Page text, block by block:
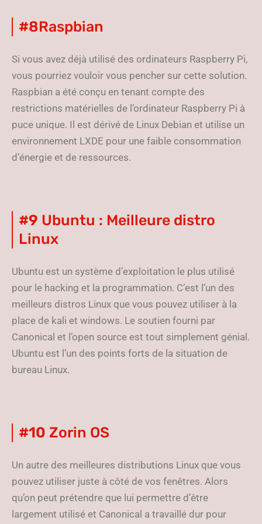
#8Raspbian
Si vous avez déjà utilisé des ordinateurs Raspberry Pi,
vous pourriez vouloir vous pencher sur cette solution.
Raspbian a été conçu en tenant compte des
restrictions matérielles de l’ordinateur Raspberry Pi à
puce unique. Il est dérivé de Linux Debian et utilise un
environnement LXDE pour une faible consommation
d’énergie et de ressources.
#9 Ubuntu : Meilleure distro
Linux
Ubuntu est un système d’exploitation le plus utilisé
pour le hacking et la programmation. C’est l’un des
meilleurs distros Linux que vous pouvez utiliser à la
place de kali et windows. Le soutien fourni par
Canonical et l’open source est tout simplement génial.
Ubuntu est l’un des points forts de la situation de
bureau Linux.
#10 Zorin OS
Un autre des meilleures distributions Linux que vous
pouvez utiliser juste à côté de vos fenêtres. Alors
qu’on peut prétendre que lui permettre d’être
largement utilisé et Canonical a travaillé dur pour